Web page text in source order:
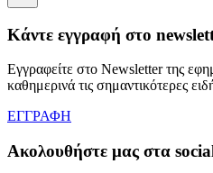
Κάντε εγγραφή στο
Εγγραφείτε στο Newsletter της
καθημερινά τις σημαντικότερες
ΕΓΓΡΑΦΗ
Ακολουθήστε μας στα